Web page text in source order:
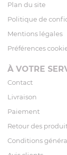
Plan du site
Politique de
Mentions légales
Préférences
À VOTRE
Contact
Livraison
Paiement
Retour des
Conditions